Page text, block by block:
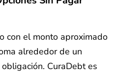
con el monto aproximado
alrededor de un
CuraDebt es